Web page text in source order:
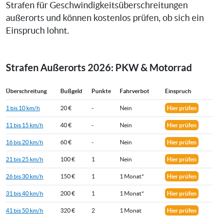
Strafen für Geschwindigkeitsüberschreitungen
außerorts und können kostenlos prüfen, ob sich ein
Einspruch lohnt.
Strafen Außerorts 2026: PKW & Motorrad
Überschreitung Bußgeld Punkte Fahrverbot Einspruch
1 bis 10 km/h 20 € - Nein Hier prüfen
11 bis 15 km/h 40 € - Nein Hier prüfen
16 bis 20 km/h 60 € - Nein Hier prüfen
21 bis 25 km/h 100 € 1 Nein Hier prüfen
26 bis 30 km/h 150 € 1 1 Monat* Hier prüfen
31 bis 40 km/h 200 € 1 1 Monat* Hier prüfen
41 bis 50 km/h 320 € 2 1 Monat Hier prüfen